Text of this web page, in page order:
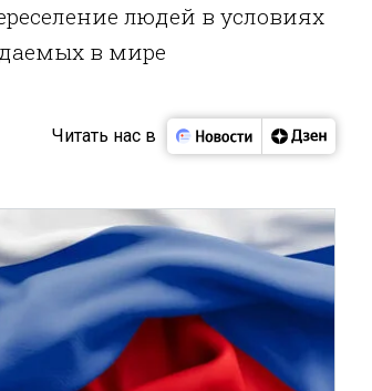
людей в условиях
в мире
Читать нас в